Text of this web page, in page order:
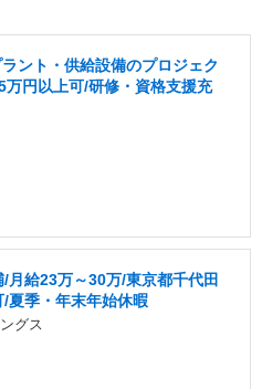
ント・供給設備のプロジェク
万円以上可/研修・資格支援充
月給23万～30万/東京都千代田
夏季・年末年始休暇
グス